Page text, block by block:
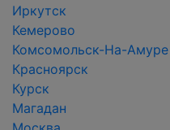
Иркутск
Кемерово
Комсомольск-На-Амуре
Красноярск
Курск
Магадан